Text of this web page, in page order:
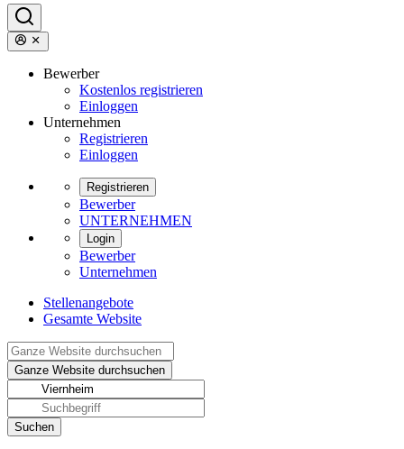
Bewerber
Kostenlos registrieren
Einloggen
Unternehmen
Registrieren
Einloggen
Registrieren
Bewerber
UNTERNEHMEN
Login
Bewerber
Unternehmen
Stellenangebote
Gesamte Website